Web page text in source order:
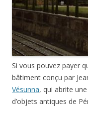
Si vous pouvez payer
bâtiment conçu par
Vésunna, qui abrite
d’objets antiques de